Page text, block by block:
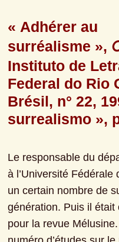
« Adhérer au
surréalisme »,
Instituto de
Federal do Rio
Brésil, n° 22,
surrealismo »,
Le responsable du
à l’Université
un certain nombre de
génération. Puis il
pour la revue